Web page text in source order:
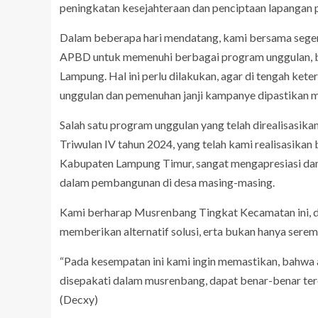
peningkatan kesejahteraan dan penciptaan
Dalam beberapa hari mendatang, kami bersama
APBD untuk memenuhi berbagai program
Lampung. Hal ini perlu dilakukan, agar di tengah
unggulan dan pemenuhan janji kampanye dipastikan
Salah satu program unggulan yang telah
Triwulan IV tahun 2024, yang telah kami
Kabupaten Lampung Timur, sangat mengapresiasi
dalam pembangunan di desa masing-masing.
Kami berharap Musrenbang Tingkat Kecamatan ini,
memberikan alternatif solusi, erta bukan hanya
“Pada kesempatan ini kami ingin memastikan,
disepakati dalam musrenbang, dapat benar-benar
(Decxy)